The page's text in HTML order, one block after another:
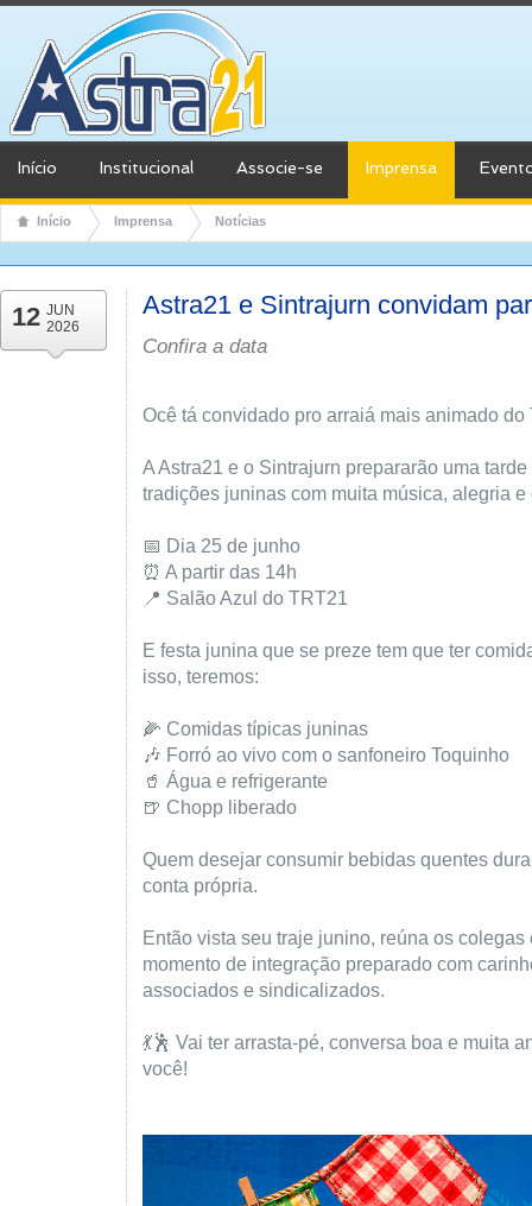
Início Institucional Associe-se Imprensa
Início Imprensa Notícias
12 JUN
2026
Astra21 e Sintrajurn convidam
Confira a data
Ocê tá convidado pro arraiá mais animado do
A Astra21 e o Sintrajurn prepararão uma
tradições juninas com muita música, alegria e
📅 Dia 25 de junho
⏰ A partir das 14h
📍 Salão Azul do TRT21
E festa junina que se preze tem que ter
isso, teremos:
🌽 Comidas típicas juninas
🎶 Forró ao vivo com o sanfoneiro Toquinho
🥤 Água e refrigerante
🍺 Chopp liberado
Quem desejar consumir bebidas quentes
conta própria.
Então vista seu traje junino, reúna os
momento de integração preparado com
associados e sindicalizados.
💃🕺 Vai ter arrasta-pé, conversa boa e muita
você!